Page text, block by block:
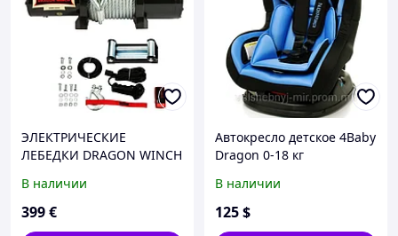
ЭЛЕКТРИЧЕСКИЕ
ЛЕБЕДКИ DRAGON WINCH
92 02 02,
www.dragonwinch.md
В наличии
399€
Автокресло детское 4Baby
Dragon 0-18 кг
В наличии
125$